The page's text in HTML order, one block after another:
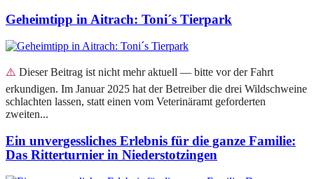
Geheimtipp in Aitrach: Toni´s Tierpark
⚠️ Dieser Beitrag ist nicht mehr aktuell — bitte vor der Fahrt
erkundigen. Im Januar 2025 hat der Betreiber die drei Wildschweine
schlachten lassen, statt einen vom Veterinäramt geforderten
zweiten...
Ein unvergessliches Erlebnis für die ganze Familie:
Das Ritterturnier in Niederstotzingen